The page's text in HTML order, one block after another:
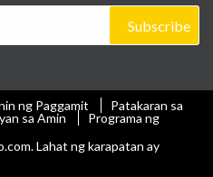
Subscribe
ng Paggamit
Patakaran sa
sa Amin
Programa ng
Lahat ng karapatan ay